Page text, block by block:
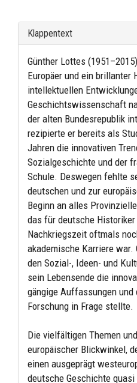
Klappentext
Günther Lottes
Europäer und ein brillanter
intellektuellen
Geschichtswissenschaft
der alten Bundesrepublik
rezipierte er bereits als
Jahren die innovativen
Sozialgeschichte und der
Schule. Deswegen fehlte
deutschen und zur
Beginn an alles
das für deutsche
Nachkriegszeit oftmals
akademische Karriere
den Sozial-, Ideen- und
sein Lebensende die
gängige Auffassungen und
Forschung in Frage stellte.
Die vielfältigen Themen
europäischer Blickwinkel,
einen ausgeprägt
deutsche Geschichte